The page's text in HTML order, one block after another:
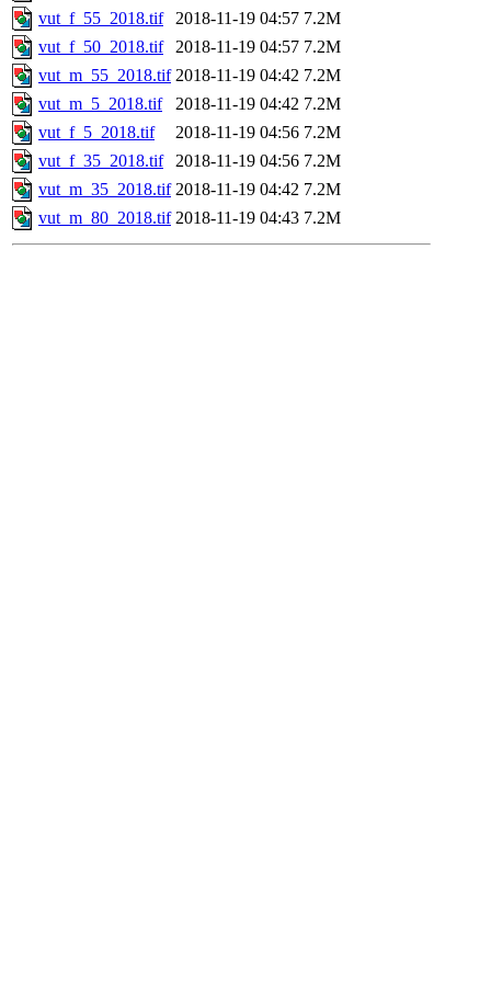
vut_f_55_2018.tif
2018-11-19 04:57 7.2M
vut_f_50_2018.tif
2018-11-19 04:57 7.2M
vut_m_55_2018.tif 2018-11-19 04:42 7.2M
vut_m_5_2018.tif
2018-11-19 04:42 7.2M
vut_f_5_2018.tif
2018-11-19 04:56 7.2M
vut_f_35_2018.tif
2018-11-19 04:56 7.2M
vut_m_35_2018.tif 2018-11-19 04:42 7.2M
vut_m_80_2018.tif 2018-11-19 04:43 7.2M